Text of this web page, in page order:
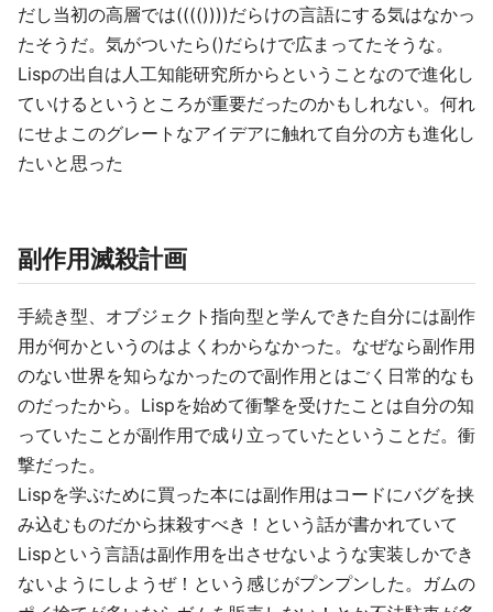
だし当初の高層では(((())))だらけの言語にする気はなかっ
たそうだ。気がついたら()だらけで広まってたそうな。
Lispの出自は人工知能研究所からということなので進化し
ていけるというところが重要だったのかもしれない。何れ
にせよこのグレートなアイデアに触れて自分の方も進化し
たいと思った
副作用滅殺計画
手続き型、オブジェクト指向型と学んできた自分には副作
用が何かというのはよくわからなかった。なぜなら副作用
のない世界を知らなかったので副作用とはごく日常的なも
のだったから。Lispを始めて衝撃を受けたことは自分の知
っていたことが副作用で成り立っていたということだ。衝
撃だった。
Lispを学ぶために買った本には副作用はコードにバグを挟
み込むものだから抹殺すべき！という話が書かれていて
Lispという言語は副作用を出させないような実装しかでき
ないようにしようぜ！という感じがプンプンした。ガムの